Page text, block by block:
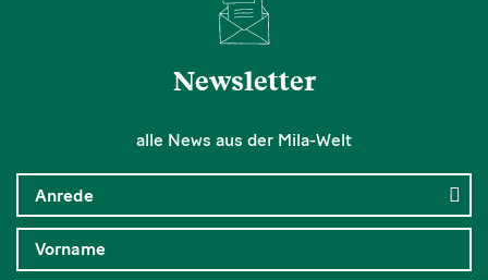
Newsletter
alle News aus der Mila-Welt